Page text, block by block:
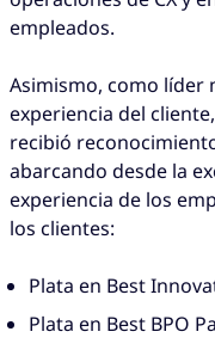
empleados.
Asimismo, como líder
experiencia del
recibió
abarcando desde la
experiencia de los
los clientes:
Plata en Best
Plata en Best BPO